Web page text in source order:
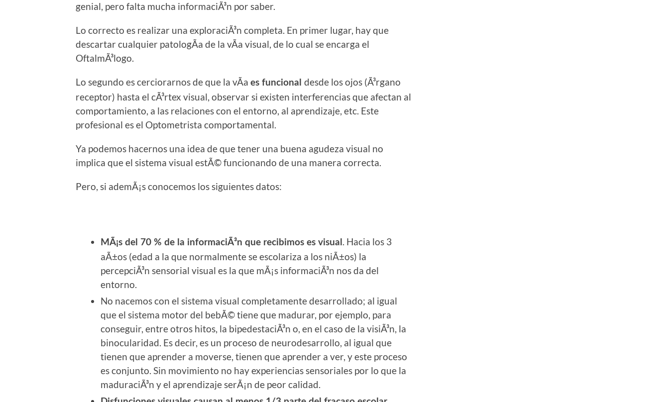
genial, pero falta mucha informaciÃ³n por saber.
Lo correcto es realizar una exploraciÃ³n completa. En primer lugar, hay que
descartar cualquier patologÃ­a de la vÃ­a visual, de lo cual se encarga el
OftalmÃ³logo.
Lo segundo es cerciorarnos de que la vÃ­a es funcional desde los ojos (Ã³rgano
receptor) hasta el cÃ³rtex visual, observar si existen interferencias que afectan al
comportamiento, a las relaciones con el entorno, al aprendizaje, etc. Este
profesional es el Optometrista comportamental.
Ya podemos hacernos una idea de que tener una buena agudeza visual no
implica que el sistema visual estÃ© funcionando de una manera correcta.
Pero, si ademÃ¡s conocemos los siguientes datos:
MÃ¡s del 70 % de la informaciÃ³n que recibimos es visual . Hacia los 3
aÃ±os (edad a la que normalmente se escolariza a los niÃ±os) la
percepciÃ³n sensorial visual es la que mÃ¡s informaciÃ³n nos da del
entorno.
No nacemos con el sistema visual completamente desarrollado; al igual
que el sistema motor del bebÃ© tiene que madurar, por ejemplo, para
conseguir, entre otros hitos, la bipedestaciÃ³n o, en el caso de la visiÃ³n, la
binocularidad. Es decir, es un proceso de neurodesarrollo, al igual que
tienen que aprender a moverse, tienen que aprender a ver, y este proceso
es conjunto. Sin movimiento no hay experiencias sensoriales por lo que la
maduraciÃ³n y el aprendizaje serÃ¡n de peor calidad.